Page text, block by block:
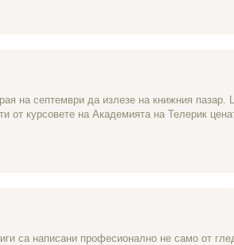
на септември да излезе на книжния пазар.
от курсовете на Академията на Телерик
са написани професионално не само от